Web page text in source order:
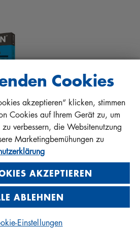
800 GOSTYŃ, POLAND
All rights reserved.
Cookies
akzeptieren“ klicken, stimmen
Cookies auf Ihrem Gerät zu, um
verbessern, die Websitenutzung
Marketingbemühungen zu
AKZEPTIEREN
ABLEHNEN
Einstellungen